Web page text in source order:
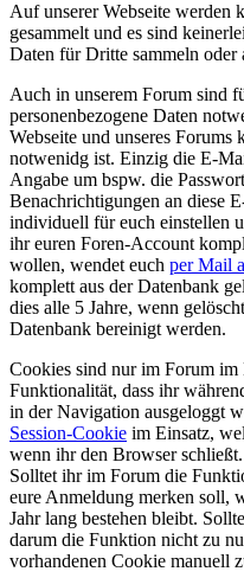
Auf unserer Webseite werden
gesammelt und es sind
Daten für Dritte sammeln oder
Auch in unserem Forum sind
personenbezogene Daten
Webseite und unseres
notwenidg ist. Einzig die E-
Angabe um bspw. die
Benachrichtigungen an diese
individuell für euch einstellen
ihr euren Foren-Account
wollen, wendet euch per Mail
komplett aus der Datenbank
dies alle 5 Jahre, wenn
Datenbank bereinigt werden.
Cookies sind nur im Forum im
Funktionalität, dass ihr
in der Navigation ausgeloggt
Session-Cookie im Einsatz,
wenn ihr den Browser schließt.
Solltet ihr im Forum die
eure Anmeldung merken soll,
Jahr lang bestehen bleibt.
darum die Funktion nicht zu
vorhandenen Cookie manuell